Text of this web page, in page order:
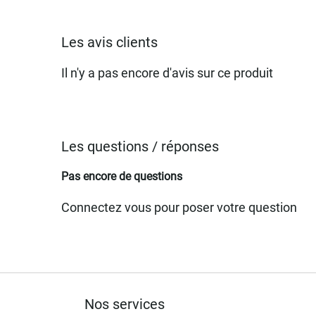
Les avis clients
Il n'y a pas encore d'avis sur ce produit
Les questions / réponses
Pas encore de questions
Connectez vous pour poser votre question
Nos services